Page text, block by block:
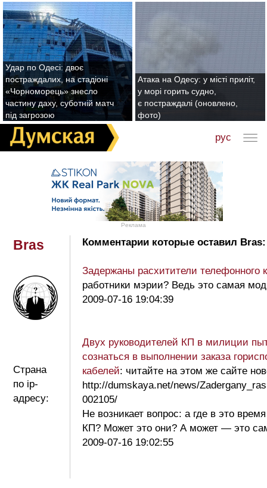
Удар по Одесі: двоє
постраждалих, на стадіоні
«Чорноморець» знесло
частину даху, суботній матч
під загрозою
Атака на Одесу: у місті приліт,
у морі горить судно,
є постраждалі (оновлено,
фото)
рус
Реклама
Bras
Страна
по ip-
адресу:
Комментарии которые оставил Bras:
Задержаны расхитители телефонного
работники мэрии? Ведь это самая
2009-07-16 19:04:39
Двух руководителей КП в милиции
сознаться в выполнении заказа
кабелей: читайте на этом же сайте
http://dumskaya.net/news/
002105/
Не возникает вопрос: а где в это
КП? Может это они? А может — это
2009-07-16 19:02:55